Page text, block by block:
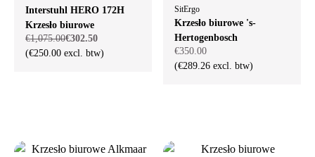
Interstuhl HERO 172H
Krzesło biurowe
€1,075.00€302.50
(€250.00 excl. btw)
SitErgo
Krzesło biurowe 's-
Hertogenbosch
€350.00
(€289.26 excl. btw)